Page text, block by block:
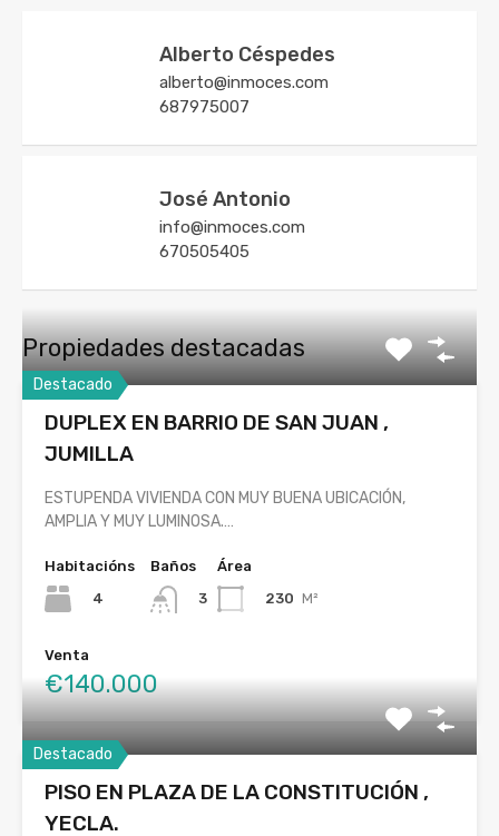
Alberto Céspedes
alberto@inmoces.com
687975007
José Antonio
info@inmoces.com
670505405
Propiedades destacadas
Destacado
DUPLEX EN BARRIO DE SAN JUAN ,
JUMILLA
ESTUPENDA VIVIENDA CON MUY BUENA UBICACIÓN,
AMPLIA Y MUY LUMINOSA.…
Habitacións
4
Baños
3
Área
230 M²
Venta
€140.000
Destacado
PISO EN PLAZA DE LA CONSTITUCIÓN ,
YECLA.